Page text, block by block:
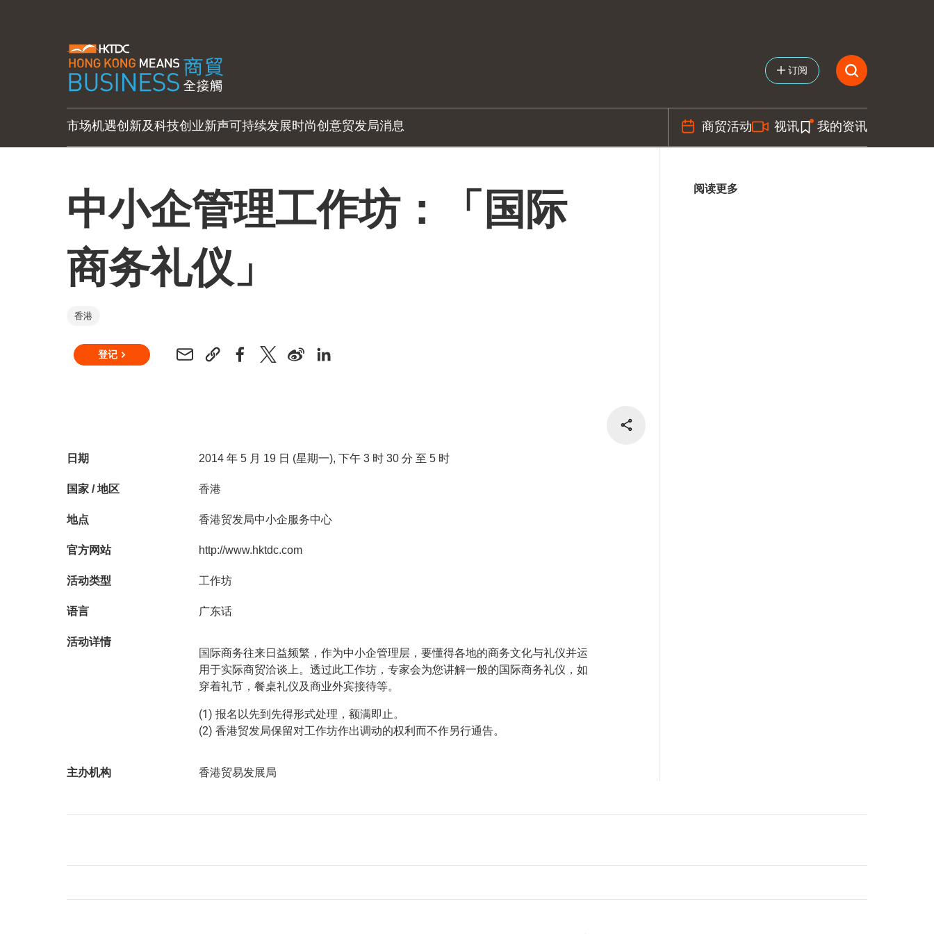
订阅
市场机遇创新及科技创业新声可持续发展时尚创意贸发局消息 商贸活动 视讯 我的资讯
中小企管理工作坊：「国际
商务礼仪」
香港
登记
日期 2014 年 5 月 19 日 (星期一), 下午 3 时 30 分 至 5 时
国家 / 地区 香港
地点 香港贸发局中小企服务中心
官方网站 http://www.hktdc.com
活动类型 工作坊
语言 广东话
活动详情
国际商务往来日益频繁，作为中小企管理层，要懂得各地的商务文化与礼仪并运
用于实际商贸洽谈上。透过此工作坊，专家会为您讲解一般的国际商务礼仪，如
穿着礼节，餐桌礼仪及商业外宾接待等。
(1) 报名以先到先得形式处理，额满即止。
(2) 香港贸发局保留对工作坊作出调动的权利而不作另行通告。
主办机构 香港贸易发展局
阅读更多